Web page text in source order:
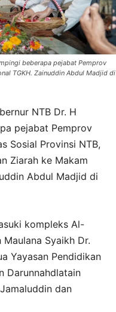
beberapa pejabat Pemprov
TGKH. Zainuddin Abdul Madjid di
NTB Dr. H
pejabat Pemprov
Sosial Provinsi NTB,
Ziarah ke Makam
Abdul Madjid di
kompleks Al-
Syaikh Dr.
Yayasan Pendidikan
Darunnahdlatain
dan